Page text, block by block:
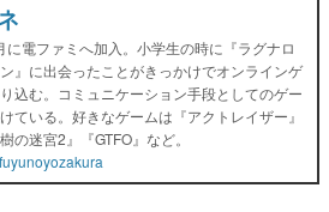
に電ファミへ加入。小学生の時に『ラグナロ
』に出会ったことがきっかけでオンラインゲ
込む。コミュニケーション手段としてのゲー
ている。好きなゲームは『アクトレイザー』
の迷宮2』『GTFO』など。